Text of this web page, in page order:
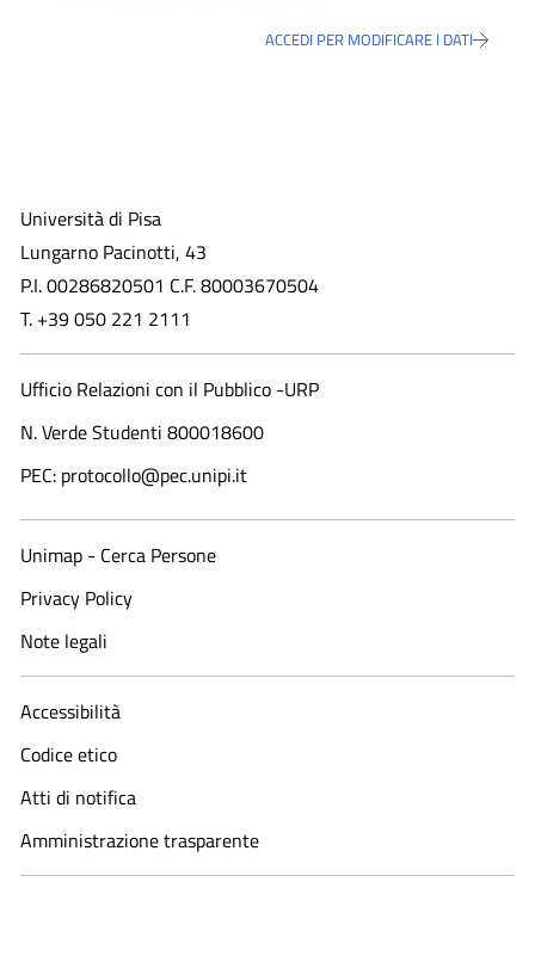
ACCEDI PER MODIFICARE I DATI
Università di Pisa
Lungarno Pacinotti, 43
P.I. 00286820501 C.F. 80003670504
T. +39 050 221 2111
Ufficio Relazioni con il Pubblico -URP
N. Verde Studenti 800018600​
PEC: protocollo@pec.unipi.it
Unimap - Cerca Persone
Privacy Policy
Note legali
Accessibilità
Codice etico
Atti di notifica
Amministrazione trasparente